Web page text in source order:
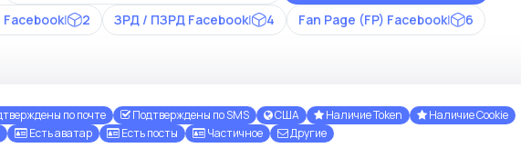
| 2 ЗРД / ПЗРД Facebook| 4 Fan Page (FP) Facebook|
6
по почте Подтверждены по SMS США Наличие Token
Наличие Cookie
Есть аватар Есть посты Частичное Другие